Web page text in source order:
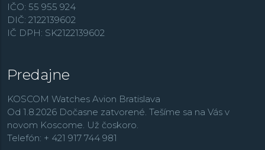
IČO: 55 955 924
DIČ: 2122139602
IČ DPH: SK2122139602
Predajne
KOSCOM Watches Avion Bratislava
Od 1.8.2026 Dočasne zatvorené. Tešíme sa na Vás v
novom Koscome. Už čoskoro.
Telefón: + 421 917 744 981